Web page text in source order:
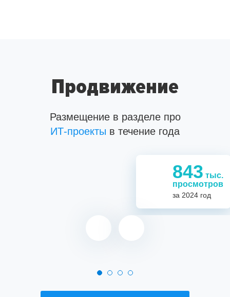
Продвижение
Размещение в разделе про
ИТ-проекты в течение года
843 тыс.
просмотров
за 2024 год
ИТ-специалистов
1,1
ИТ-проекты
843